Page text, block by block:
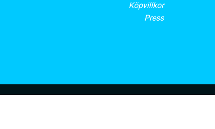
Köpvillkor
Press